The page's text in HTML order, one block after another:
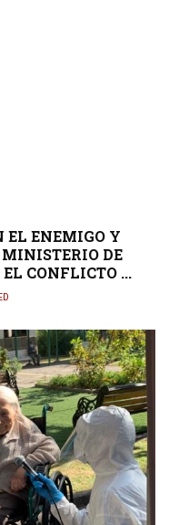
EL ENEMIGO Y
DE
CONFLICTO ...